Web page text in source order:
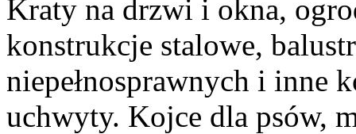
Kraty na drzwi i okna,
konstrukcje stalowe,
niepełnosprawnych i inne
uchwyty. Kojce dla psów,